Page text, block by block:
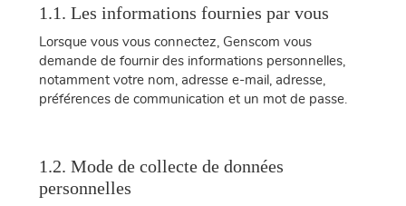
1.1. Les informations fournies par vous
Lorsque vous vous connectez, Genscom vous
demande de fournir des informations personnelles,
notamment votre nom, adresse e-mail, adresse,
préférences de communication et un mot de passe.
1.2. Mode de collecte de données
personnelles